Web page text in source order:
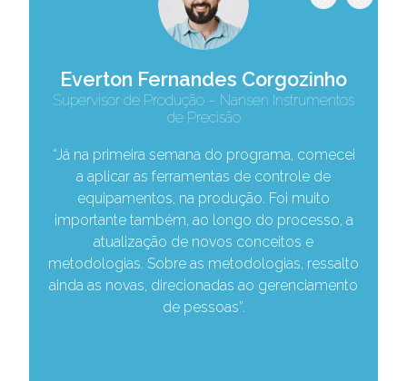
Everton Fernandes Corgozinho
Supervisor de Produção – Nansen Instrumentos
de Precisão
“Já na primeira semana do programa, comecei
a aplicar as ferramentas de controle de
equipamentos, na produção. Foi muito
importante também, ao longo do processo, a
atualização de novos conceitos e
metodologias. Sobre as metodologias, ressalto
ainda as novas, direcionadas ao gerenciamento
de pessoas”.